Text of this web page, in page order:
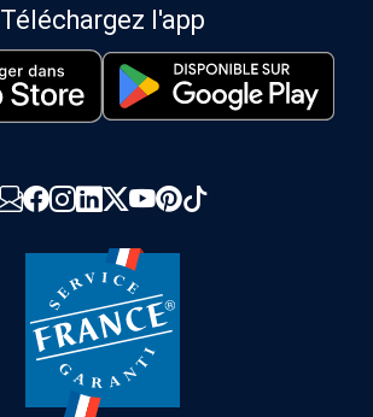
Téléchargez l'app